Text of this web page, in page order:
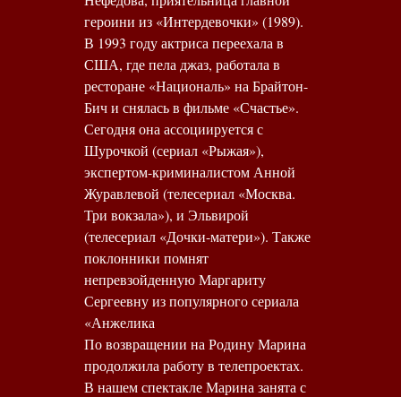
героини из «Интердевочки» (1989).
В 1993 году актриса переехала в
США, где пела джаз, работала в
ресторане «Националь» на Брайтон-
Бич и снялась в фильме «Счастье».
Сегодня она ассоциируется с
Шурочкой (сериал «Рыжая»),
экспертом-криминалистом Анной
Журавлевой (телесериал «Москва.
Три вокзала»), и Эльвирой
(телесериал «Дочки-матери»). Также
поклонники помнят
непревзойденную Маргариту
Сергеевну из популярного сериала
«Анжелика
По возвращении на Родину Марина
продолжила работу в телепроектах.
В нашем спектакле Марина занята с